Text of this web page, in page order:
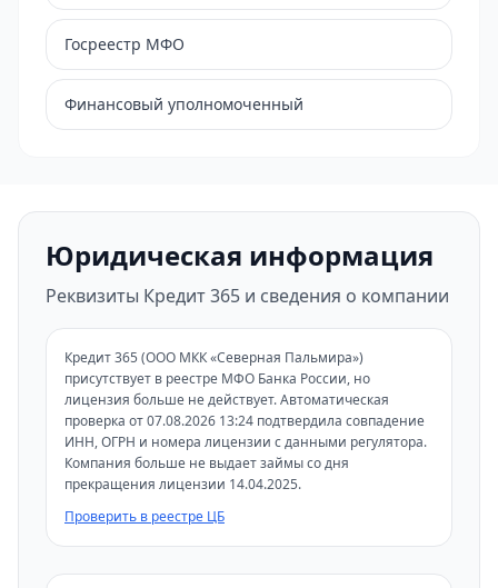
Госреестр МФО
Финансовый уполномоченный
Юридическая информация
Реквизиты Кредит 365 и сведения о компании
Кредит 365 (ООО МКК «Северная Пальмира»)
присутствует в реестре МФО Банка России, но
лицензия больше не действует. Автоматическая
проверка от 07.08.2026 13:24 подтвердила совпадение
ИНН, ОГРН и номера лицензии с данными регулятора.
Компания больше не выдает займы со дня
прекращения лицензии 14.04.2025.
Проверить в реестре ЦБ